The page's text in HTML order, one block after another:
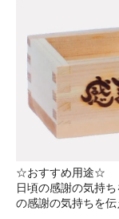
☆おすすめ用途☆
日頃の感謝の気持
の感謝の気持ちを伝